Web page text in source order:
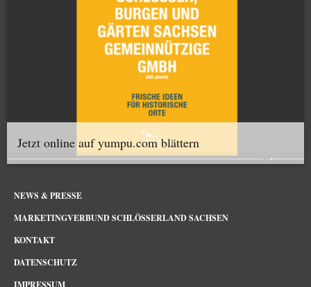
Jetzt online auf yumpu.com blättern
NEWS & PRESSE
MARKETINGVERBUND SCHLÖSSERLAND SACHSEN
KONTAKT
DATENSCHUTZ
IMPRESSUM